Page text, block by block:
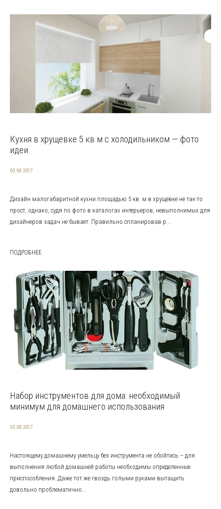
Кухня в хрущевке 5 кв м с холодильником — фото
идеи
03.04.2017
Дизайн малогабаритной кухни площадью 5 кв. м в хрущёвке не так-то
прост, однако, судя по фото в каталогах интерьеров, невыполнимых для
дизайнеров задач не бывает. Правильно спланировав р...
ПОДРОБНЕЕ
Набор инструментов для дома: необходимый
минимум для домашнего использования
03.08.2017
Настоящему домашнему умельцу без инструмента не обойтись – для
выполнения любой домашней работы необходимы определенные
приспособления. Даже тот же гвоздь голыми руками вытащить
довольно проблематично...